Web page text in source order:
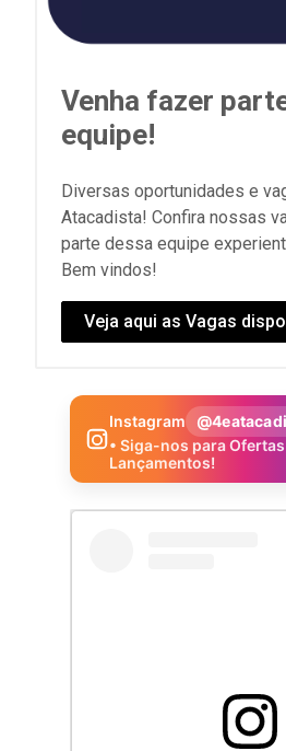
Venha fazer
equipe!
Diversas oportunidades e
Atacadista! Confira nossas
parte dessa equipe
Bem vindos!
Veja aqui as Vagas
Instagram
• Siga-nos para
Lançamentos!